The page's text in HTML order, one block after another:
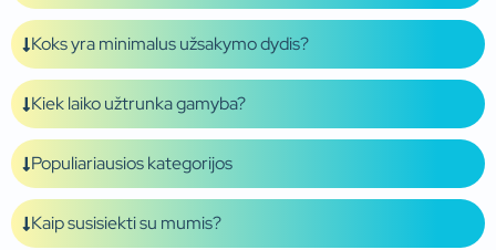
Koks yra minimalus užsakymo dydis?
Kiek laiko užtrunka gamyba?
Populiariausios kategorijos
Kaip susisiekti su mumis?